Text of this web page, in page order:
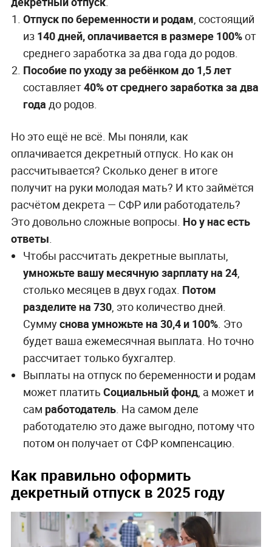
Отпуск по беременности и родам, состоящий
из 140 дней, оплачивается в размере 100%от
среднего заработка за два года до родов.
Пособие по уходу за ребёнком до 1,5 лет
составляет40% от среднего заработка за два
года до родов.
Но это ещё не всё. Мы поняли, как
оплачивается декретный отпуск. Но как он
рассчитывается? Сколько денег в итоге
получит на руки молодая мать? И кто займётся
расчётом декрета — СФР или работодатель?
Это довольно сложные вопросы. Но у нас есть
ответы.
Чтобы рассчитать декретные выплаты,
умножьте вашу месячную зарплату на 24,
столько месяцев в двух годах. Потом
разделите на 730, это количество дней.
Суммуснова умножьте на 30,4 и 100%. Это
будет ваша ежемесячная выплата. Но точно
рассчитает только бухгалтер.
Выплаты на отпуск по беременности и родам
может платить Социальный фонд, а может и
сам работодатель. На самом деле
работодателю это даже выгодно, потому что
потом он получает от СФР компенсацию.
Как правильно оформить
декретный отпуск в 2025 году